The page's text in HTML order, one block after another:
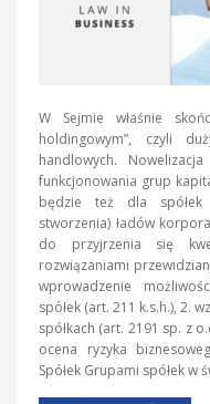
W Sejmie właśnie
holdingowym”, czyli
handlowych.
funkcjonowania grup
będzie też dla
stworzenia) ładów
do przyjrzenia się
rozwiązaniami
wprowadzenie
spółek (art. 211 k.s.h.), 2.
spółkach (art. 2191 sp. z
ocena ryzyka
Spółek Grupami spółek w